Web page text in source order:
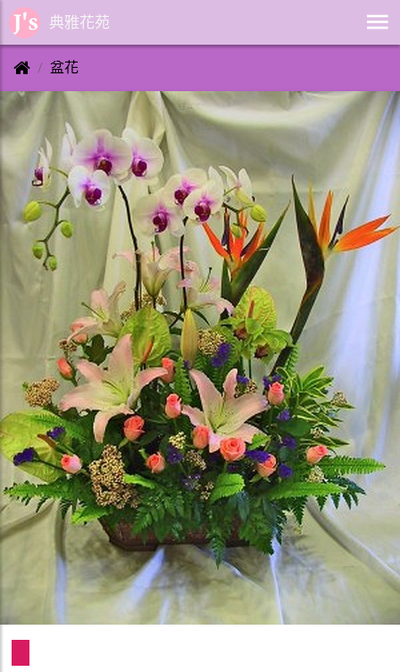
典雅花苑
盆花